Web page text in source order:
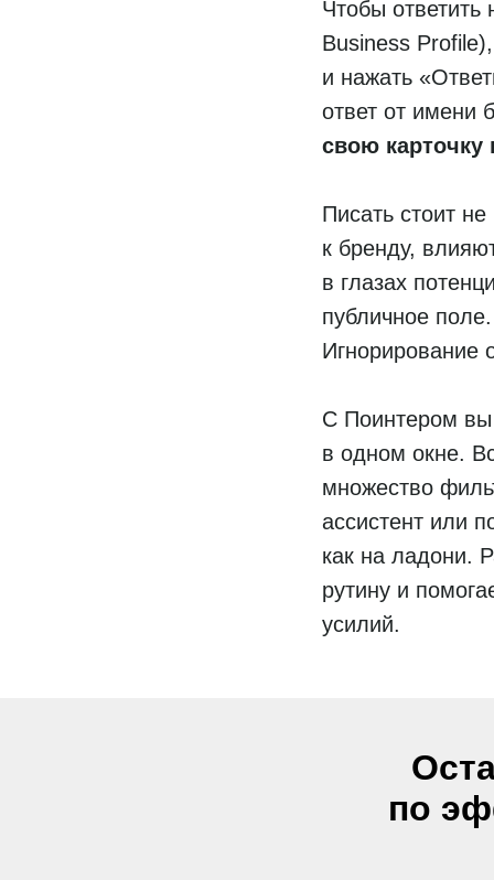
Чтобы
Business
и нажать
ответ от имени
свою
Писать стоит
к бренду,
в глазах
публичное
Игнорирование
С Поинтером вы
в одном окне.
множество
ассистент или
как на ладони.
рутину и
усилий.
по